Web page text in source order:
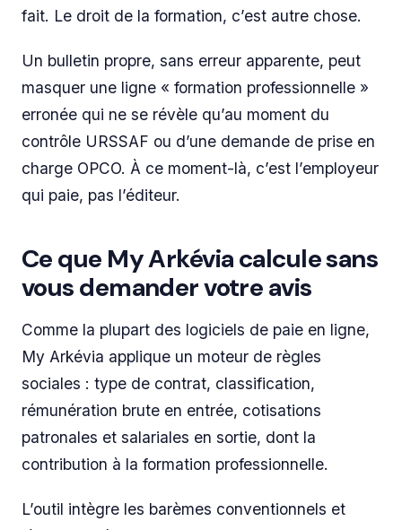
fait. Le droit de la formation, c’est autre chose.
Un bulletin propre, sans erreur apparente, peut
masquer une ligne « formation professionnelle »
erronée qui ne se révèle qu’au moment du
contrôle URSSAF ou d’une demande de prise en
charge OPCO. À ce moment-là, c’est l’employeur
qui paie, pas l’éditeur.
Ce que My Arkévia calcule sans
vous demander votre avis
Comme la plupart des logiciels de paie en ligne,
My Arkévia applique un moteur de règles
sociales : type de contrat, classification,
rémunération brute en entrée, cotisations
patronales et salariales en sortie, dont la
contribution à la formation professionnelle.
L’outil intègre les barèmes conventionnels et